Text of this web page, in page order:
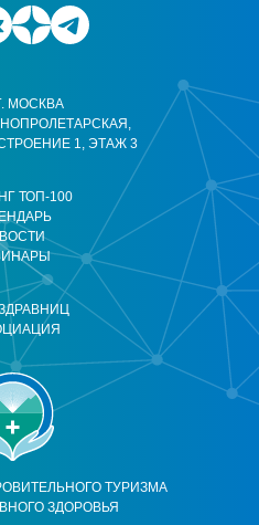
ТУРИЗМА
ЗДОРОВЬЯ
ТОП-100
МОСКВА
1, ЭТАЖ 3